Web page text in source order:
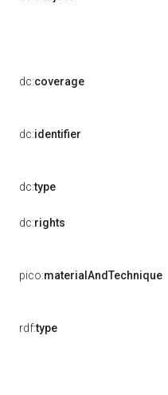
dc:coverage
dc:identifier
dc:type
dc:rights
pico:materialAndTechnique
rdf:type